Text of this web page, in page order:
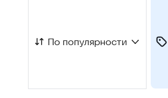
По популярности